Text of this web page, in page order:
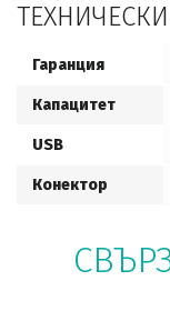
Гаранция
Капацитет
USB
Конектор